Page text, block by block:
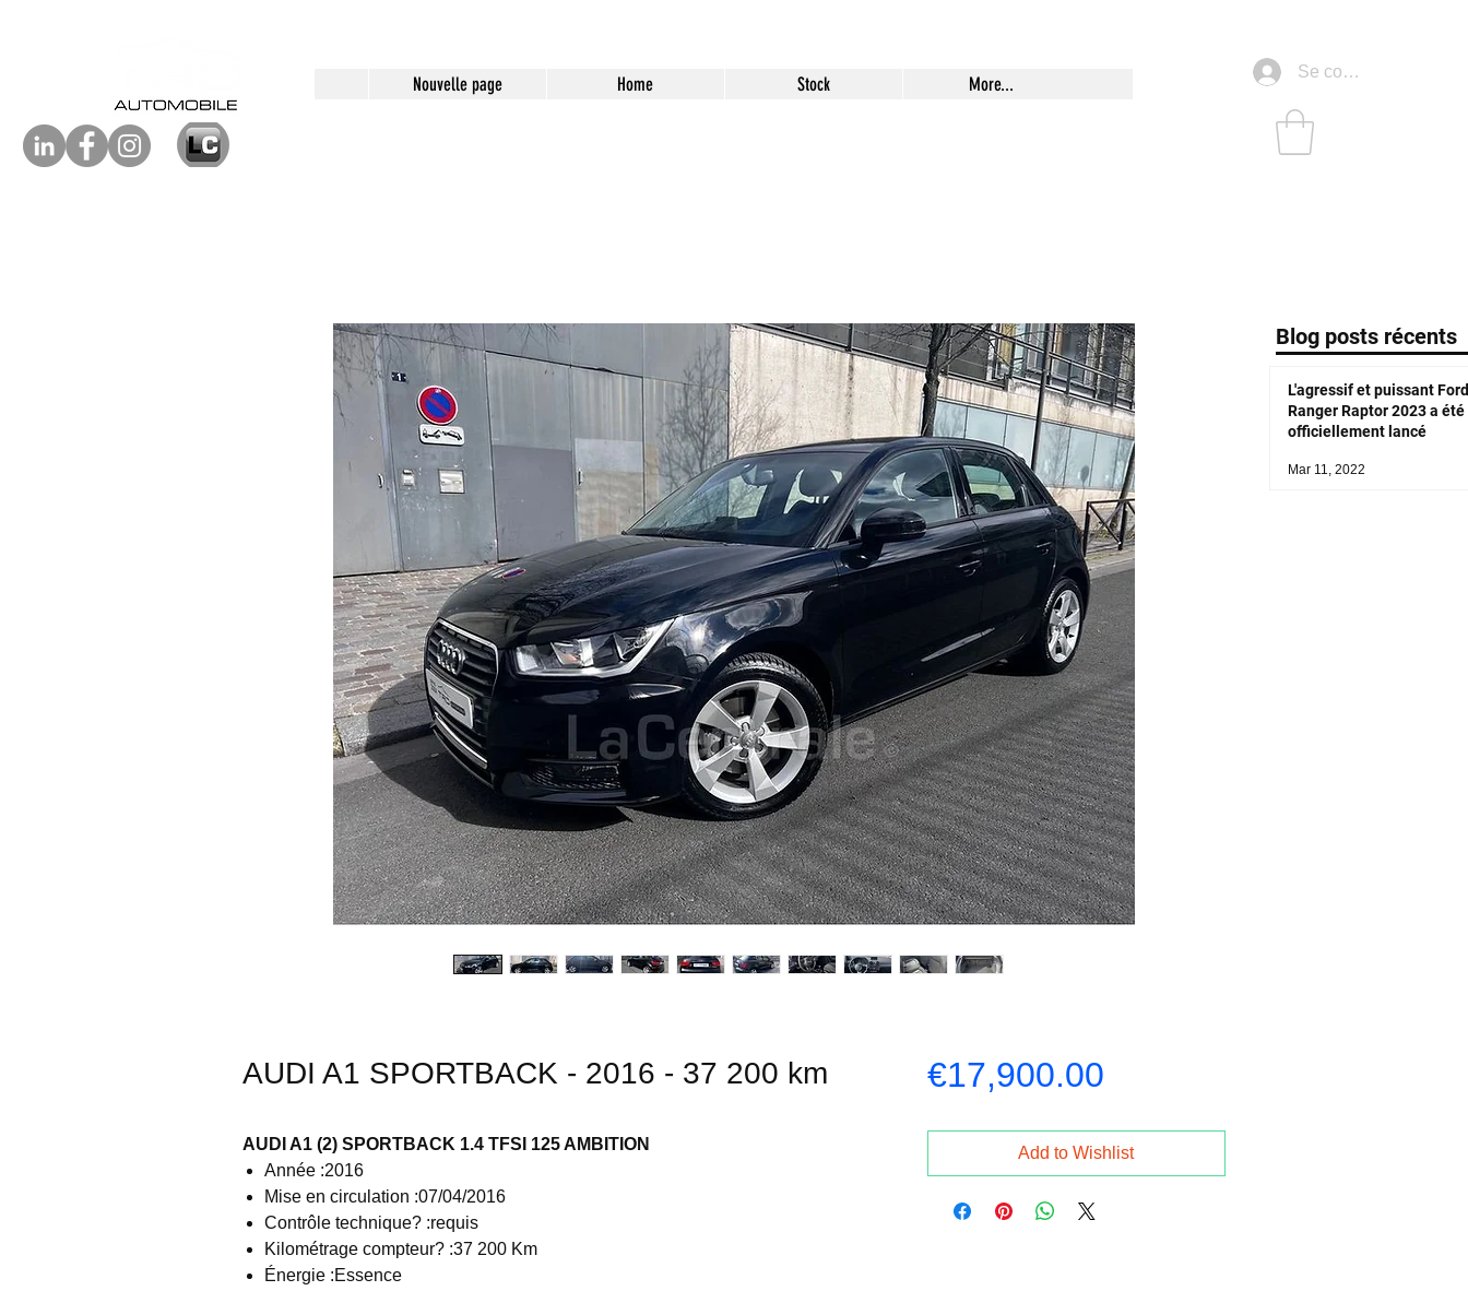
Nouvelle page Home Stock More...
Se connecter
AUDI A1 SPORTBACK - 2016 - 37 200 km
AUDI A1 (2) SPORTBACK 1.4 TFSI 125 AMBITION
Année :2016
Mise en circulation :07/04/2016
Contrôle technique? :requis
Kilométrage compteur? :37 200 Km
Énergie :Essence
€17,900.00Price
Add to Wishlist
Blog posts récents
L'agressif et puissant Ford
Ranger Raptor 2023 a été
officiellement lancé
Mar 11, 2022